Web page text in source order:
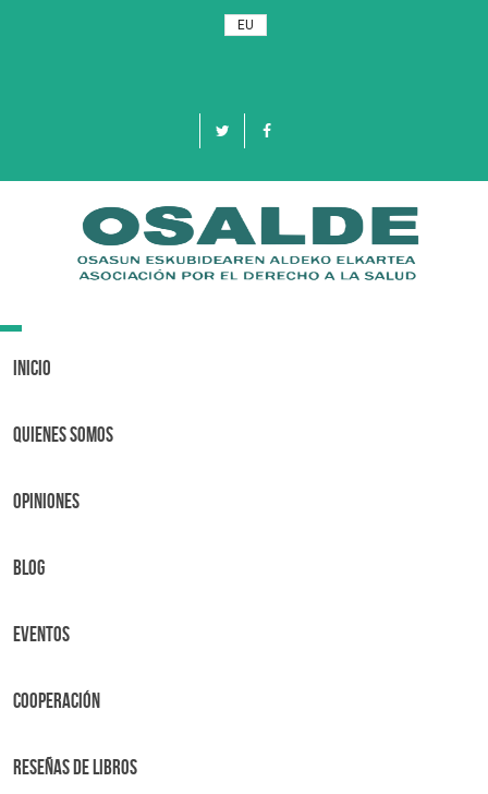
EU
Toggle
Inicio
Quienes Somos
OPINIONES
BLOG
Eventos
Cooperación
Reseñas de libros